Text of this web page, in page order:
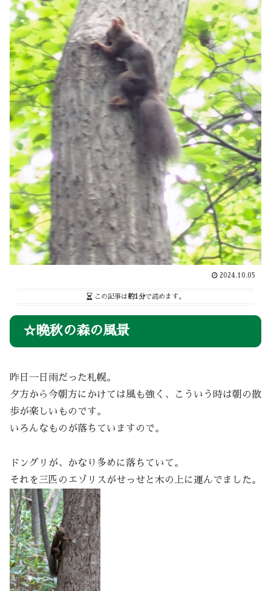
2024.10.05
この記事は約1分で読めます。
☆晩秋の森の風景
昨日一日雨だった札幌。
夕方から今朝方にかけては風も強く、こういう時は朝の散
歩が楽しいものです。
いろんなものが落ちていますので。
ドングリが、かなり多めに落ちていて。
それを三匹のエゾリスがせっせと木の上に運んでました。